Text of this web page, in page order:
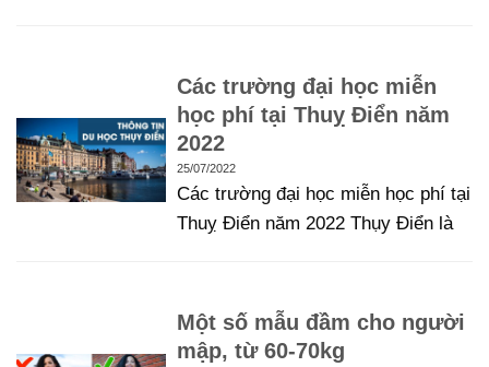
Các trường đại học miễn
học phí tại Thuỵ Điển năm
2022
25/07/2022
Các trường đại học miễn học phí tại
Thuỵ Điển năm 2022 Thụy Điển là
Một số mẫu đầm cho người
mập, từ 60-70kg